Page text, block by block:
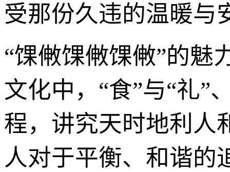
受那份久违的温暖与
“馃敒馃敒馃敒”的魅
文化中，“食”与“礼”
程，讲究天时地利人
人对于平衡、和谐的